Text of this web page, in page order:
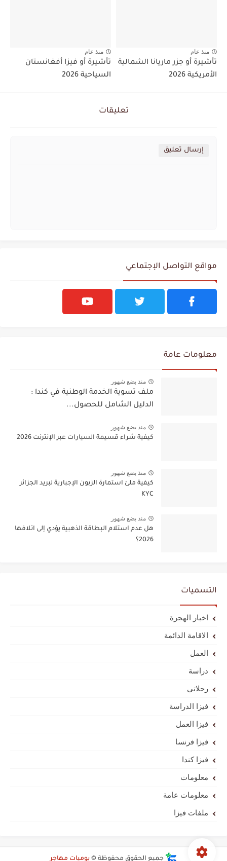
منذ عام
تأشيرة أو جزر ماريانا الشمالية
الأمريكية 2026
منذ عام
تأشيرة أو فيزا أفغانستان
السياحية 2026
تعليقات
إرسال تعليق
مواقع التواصل الإجتماعي
معلومات عامة
منذ بضع شهور
ملف تسوية الخدمة الوطنية في كندا :
الدليل الشامل للحصول...
منذ بضع شهور
كيفية شراء قسيمة السيارات عبر الإنترنت 2026
منذ بضع شهور
كيفية ملئ استمارة الزبون الإجبارية لبريد الجزائر
KYC
منذ بضع شهور
هل عدم استلام البطاقة الذهبية يؤدي إلى اتلافها
2026؟
التسميات
اخبار الهجرة
الاقامة الدائمة
العمل
دراسة
رحلاتي
فيزا الدراسة
فيزا العمل
فيزا فرنسا
فيزا كندا
معلومات
معلومات عامة
ملفات فيزا
جميع الحقوق محفوظة © يوميات مهاجر